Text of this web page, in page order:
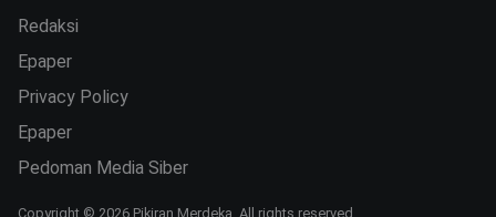
Redaksi
Epaper
Privacy Policy
Epaper
Pedoman Media Siber
Copyright © 2026 Pikiran Merdeka. All rights reserved.